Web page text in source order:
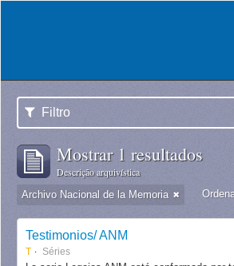
Filtro
Mostrar 1 resultados
Descrição arquivística
Archivo Nacional de la Memoria
Testimonios/ ANM
T Séries